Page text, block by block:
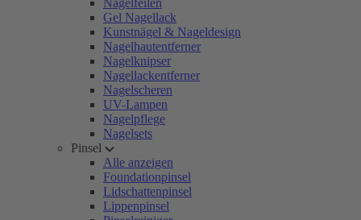
Nagelfeilen
Gel Nagellack
Kunstnägel & Nageldesign
Nagelhautentferner
Nagelknipser
Nagellackentferner
Nagelscheren
UV-Lampen
Nagelpflege
Nagelsets
Pinsel
Alle anzeigen
Foundationpinsel
Lidschattenpinsel
Lippenpinsel